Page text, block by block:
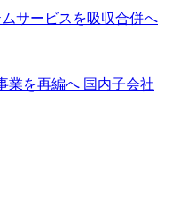
サービスを吸収合併へ
業を再編へ 国内子会社